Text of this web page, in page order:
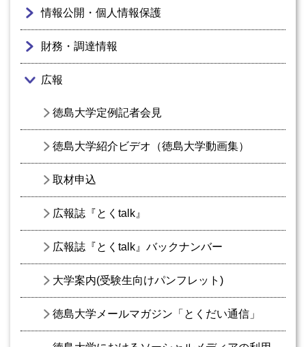
情報公開・個人情報保護
財務・調達情報
広報
徳島大学定例記者会見
徳島大学紹介ビデオ（徳島大学動画集）
取材申込
広報誌『とくtalk』
広報誌『とくtalk』バックナンバー
大学案内(受験生向けパンフレット)
徳島大学メールマガジン「とくだい通信」